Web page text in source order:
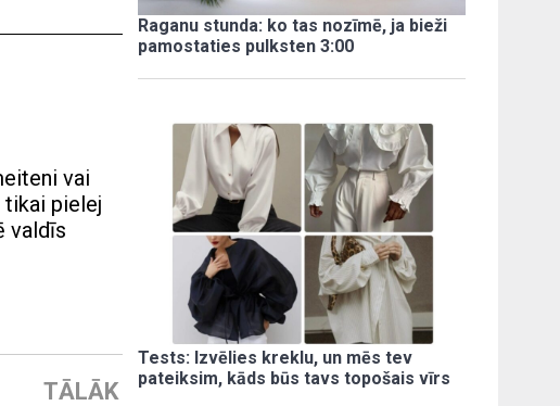
vai
pielej
valdīs
TĀLĀK
Raganu stunda: ko tas nozīmē, ja bieži
pamostaties pulksten 3:00
Tests: Izvēlies kreklu, un mēs tev
pateiksim, kāds būs tavs topošais vīrs